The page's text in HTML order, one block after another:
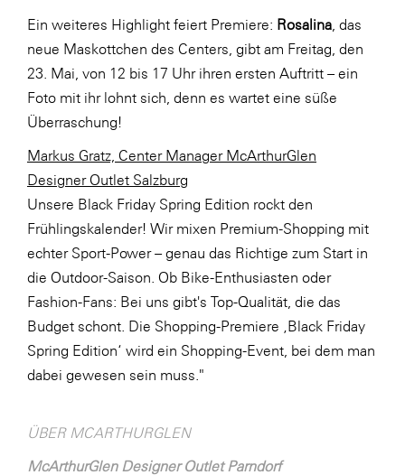
Ein weiteres Highlight feiert Premiere: Rosalina , das
neue Maskottchen des Centers, gibt am Freitag, den
23. Mai, von 12 bis 17 Uhr ihren ersten Auftritt – ein
Foto mit ihr lohnt sich, denn es wartet eine süße
Überraschung!
Markus Gratz, Center Manager McArthurGlen
Designer Outlet Salzburg
Unsere Black Friday Spring Edition rockt den
Frühlingskalender! Wir mixen Premium-Shopping mit
echter Sport-Power – genau das Richtige zum Start in
die Outdoor-Saison. Ob Bike-Enthusiasten oder
Fashion-Fans: Bei uns gibt's Top-Qualität, die das
Budget schont. Die Shopping-Premiere ‚Black Friday
Spring Edition‘ wird ein Shopping-Event, bei dem man
dabei gewesen sein muss."
ÜBER MCARTHURGLEN
McArthurGlen Designer Outlet Parndorf